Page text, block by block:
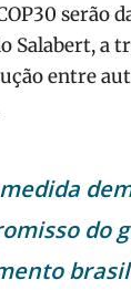
serão
Salabert, a
entre
medida
do